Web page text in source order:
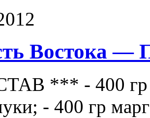
Востока —
*** - 400 гр
- 400 гр